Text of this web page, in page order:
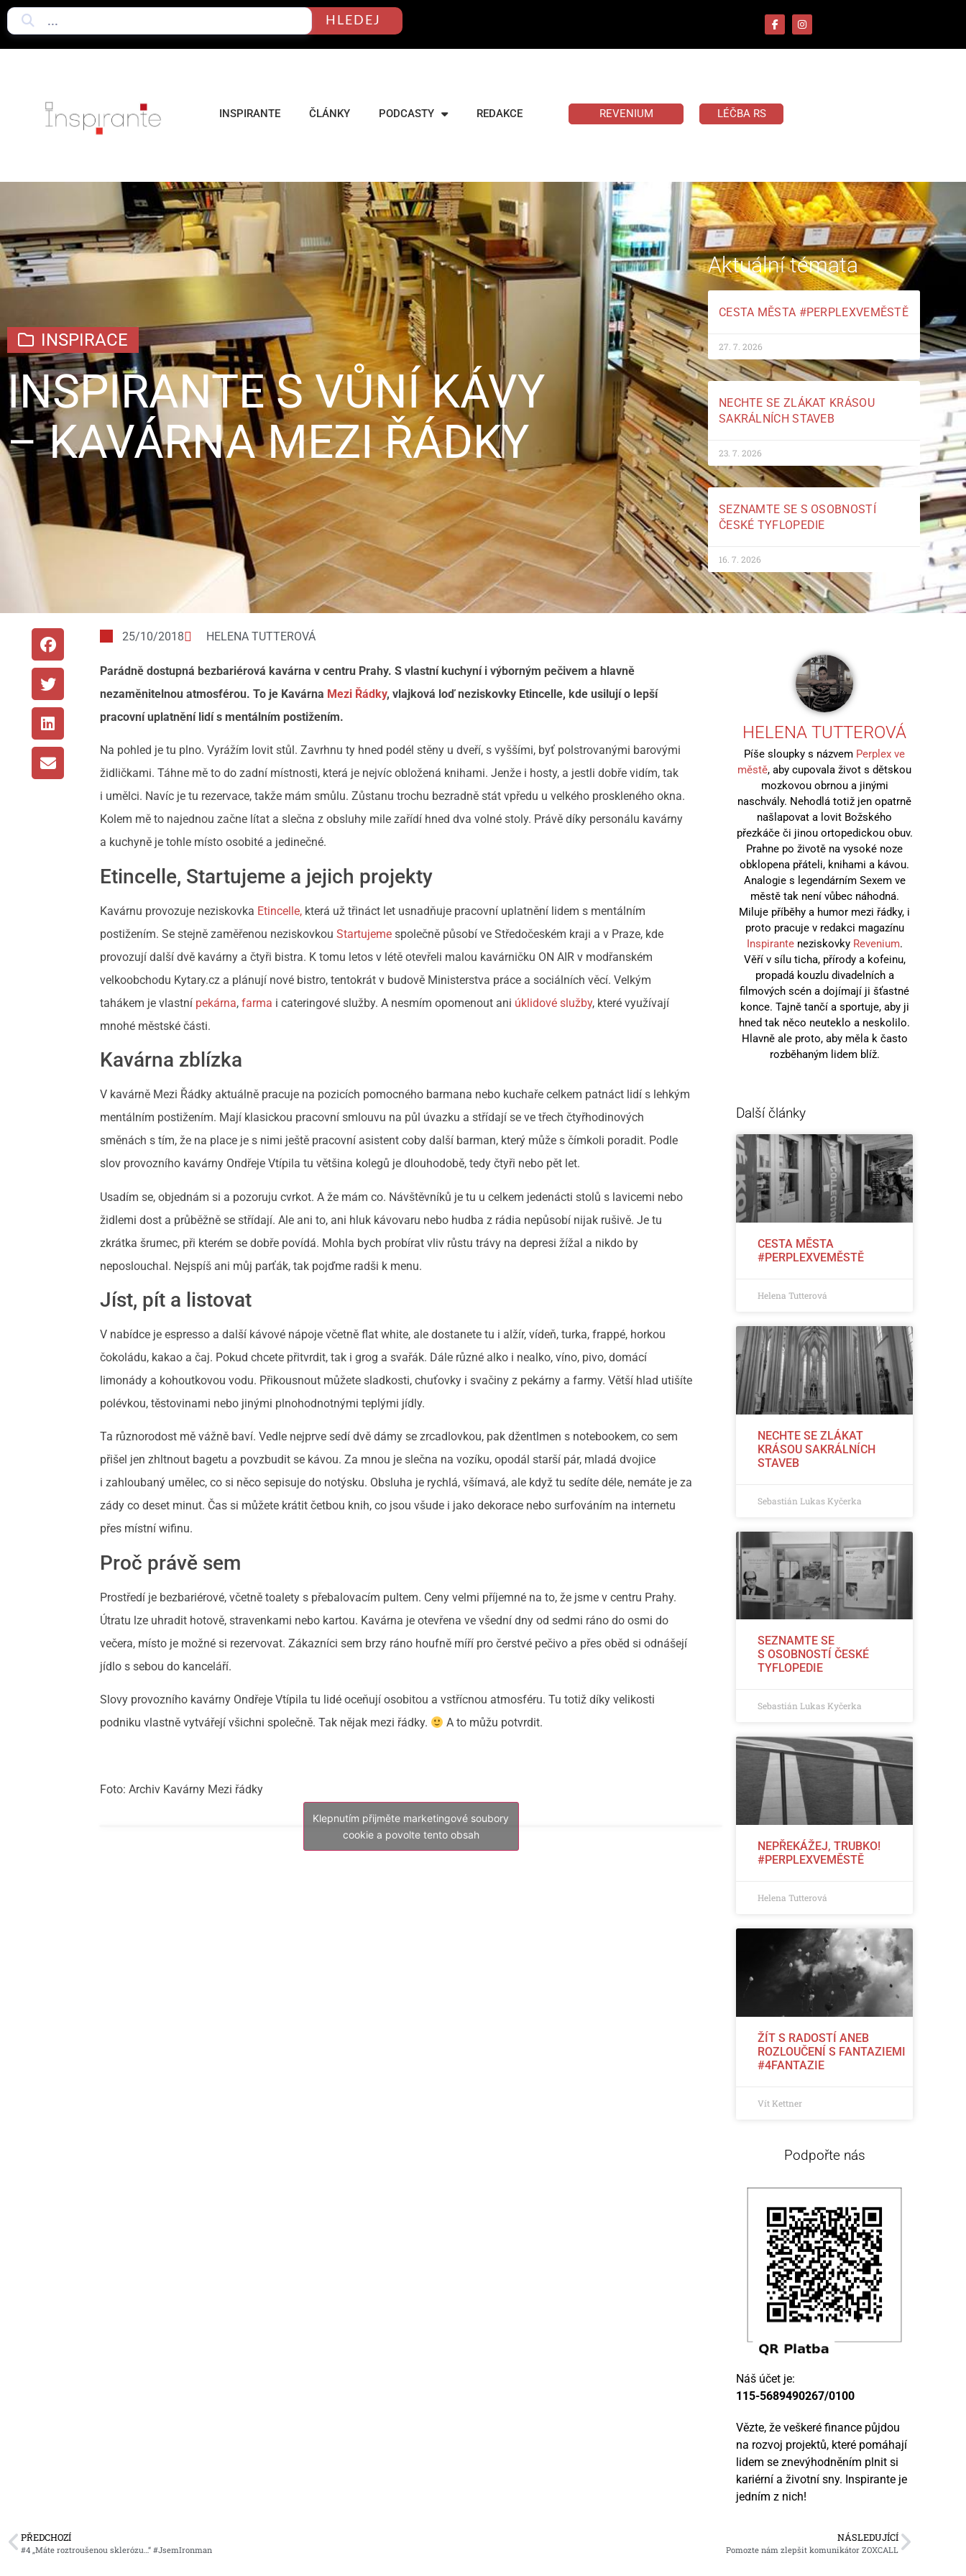
HLEDEJ
INSPIRANTE ČLÁNKY PODCASTY REDAKCE REVENIUM LÉČBA RS
INSPIRACE
INSPIRANTE S VŮNÍ KÁVY
– KAVÁRNA MEZI ŘÁDKY
Aktuální témata
CESTA MĚSTA #PERPLEXVEMĚSTĚ
27. 7. 2026
NECHTE SE ZLÁKAT KRÁSOU
SAKRÁLNÍCH STAVEB
23. 7. 2026
SEZNAMTE SE S OSOBNOSTÍ
ČESKÉ TYFLOPEDIE
16. 7. 2026
25/10/2018 HELENA TUTTEROVÁ
Parádně dostupná bezbariérová kavárna v centru Prahy. S vlastní kuchyní i výborným pečivem a hlavně
nezaměnitelnou atmosférou. To je Kavárna Mezi Řádky, vlajková loď neziskovky Etincelle, kde usilují o lepší
pracovní uplatnění lidí s mentálním postižením.
Na pohled je tu plno. Vyrážím lovit stůl. Zavrhnu ty hned podél stěny u dveří, s vyššími, byť polstrovanými barovými
židličkami. Táhne mě to do zadní místnosti, která je nejvíc obložená knihami. Jenže i hosty, a jestli dobře vidím, tak
i umělci. Navíc je tu rezervace, takže mám smůlu. Zůstanu trochu bezradně stát vpředu u velkého proskleného okna.
Kolem mě to najednou začne lítat a slečna z obsluhy mile zařídí hned dva volné stoly. Právě díky personálu kavárny
a kuchyně je tohle místo osobité a jedinečné.
Etincelle, Startujeme a jejich projekty
Kavárnu provozuje neziskovka Etincelle, která už třináct let usnadňuje pracovní uplatnění lidem s mentálním
postižením. Se stejně zaměřenou neziskovkouStartujeme společně působí ve Středočeském kraji a v Praze, kde
provozují další dvě kavárny a čtyři bistra. K tomu letos v létě otevřeli malou kavárničku ON AIR v modřanském
velkoobchodu Kytary.cz a plánují nové bistro, tentokrát v budově Ministerstva práce a sociálních věcí. Velkým
tahákem je vlastní pekárna,farma i cateringové služby. A nesmím opomenout ani úklidové služby, které využívají
mnohé městské části.
Kavárna zblízka
V kavárně Mezi Řádky aktuálně pracuje na pozicích pomocného barmana nebo kuchaře celkem patnáct lidí s lehkým
mentálním postižením. Mají klasickou pracovní smlouvu na půl úvazku a střídají se ve třech čtyřhodinových
směnách s tím, že na place je s nimi ještě pracovní asistent coby další barman, který může s čímkoli poradit. Podle
slov provozního kavárny Ondřeje Vtípila tu většina kolegů je dlouhodobě, tedy čtyři nebo pět let.
Usadím se, objednám si a pozoruju cvrkot. A že mám co. Návštěvníků je tu u celkem jedenácti stolů s lavicemi nebo
židlemi dost a průběžně se střídají. Ale ani to, ani hluk kávovaru nebo hudba z rádia nepůsobí nijak rušivě. Je tu
zkrátka šrumec, při kterém se dobře povídá. Mohla bych probírat vliv růstu trávy na depresi žížal a nikdo by
neposlouchal. Nejspíš ani můj parťák, tak pojďme radši k menu.
Jíst, pít a listovat
V nabídce je espresso a další kávové nápoje včetně flat white, ale dostanete tu i alžír, vídeň, turka, frappé, horkou
čokoládu, kakao a čaj. Pokud chcete přitvrdit, tak i grog a svařák. Dále různé alko i nealko, víno, pivo, domácí
limonády a kohoutkovou vodu. Přikousnout můžete sladkosti, chuťovky i svačiny z pekárny a farmy. Větší hlad utišíte
polévkou, těstovinami nebo jinými plnohodnotnými teplými jídly.
Ta různorodost mě vážně baví. Vedle nejprve sedí dvě dámy se zrcadlovkou, pak džentlmen s notebookem, co sem
přišel jen zhltnout bagetu a povzbudit se kávou. Za mnou je slečna na vozíku, opodál starší pár, mladá dvojice
i zahloubaný umělec, co si něco sepisuje do notýsku. Obsluha je rychlá, všímavá, ale když tu sedíte déle, nemáte je za
zády co deset minut. Čas si můžete krátit četbou knih, co jsou všude i jako dekorace nebo surfováním na internetu
přes místní wifinu.
Proč právě sem
Prostředí je bezbariérové, včetně toalety s přebalovacím pultem. Ceny velmi příjemné na to, že jsme v centru Prahy.
Útratu lze uhradit hotově, stravenkami nebo kartou. Kavárna je otevřena ve všední dny od sedmi ráno do osmi do
večera, místo je možné si rezervovat. Zákazníci sem brzy ráno houfně míří pro čerstvé pečivo a přes oběd si odnášejí
jídlo s sebou do kanceláří.
Slovy provozního kavárny Ondřeje Vtípila tu lidé oceňují osobitou a vstřícnou atmosféru. Tu totiž díky velikosti
podniku vlastně vytvářejí všichni společně. Tak nějak mezi řádky.
A to můžu potvrdit.
Foto: Archiv Kavárny Mezi řádky
Klepnutím přijměte marketingové soubory
cookie a povolte tento obsah
HELENA TUTTEROVÁ
Píše sloupky s názvem Perplex ve
městě, aby cupovala život s dětskou
mozkovou obrnou a jinými
naschvály. Nehodlá totiž jen opatrně
našlapovat a lovit Božského
přezkáče či jinou ortopedickou obuv.
Prahne po životě na vysoké noze
obklopena přáteli, knihami a kávou.
Analogie s legendárním Sexem ve
městě tak není vůbec náhodná.
Miluje příběhy a humor mezi řádky, i
proto pracuje v redakci magazínu
Inspiranteneziskovky Revenium.
Věří v sílu ticha, přírody a kofeinu,
propadá kouzlu divadelních a
filmových scén a dojímají ji šťastné
konce. Tajně tančí a sportuje, aby ji
hned tak něco neuteklo a neskolilo.
Hlavně ale proto, aby měla k často
rozběhaným lidem blíž.
Další články
CESTA MĚSTA
#PERPLEXVEMĚSTĚ
Helena Tutterová
NECHTE SE ZLÁKAT
KRÁSOU SAKRÁLNÍCH
STAVEB
Sebastián Lukas Kyčerka
SEZNAMTE SE
S OSOBNOSTÍ ČESKÉ
TYFLOPEDIE
Sebastián Lukas Kyčerka
NEPŘEKÁŽEJ, TRUBKO!
#PERPLEXVEMĚSTĚ
Helena Tutterová
ŽÍT S RADOSTÍ ANEB
ROZLOUČENÍ S FANTAZIEMI
#4FANTAZIE
Vít Kettner
Podpořte nás
Náš účet je:
115-5689490267/0100
Vězte, že veškeré finance půjdou
na rozvoj projektů, které pomáhají
lidem se znevýhodněním plnit si
kariérní a životní sny. Inspirante je
jedním z nich!
PŘEDCHOZÍ
#4 „Máte roztroušenou sklerózu…“ #JsemIronman
NÁSLEDUJÍCÍ
Pomozte nám zlepšit komunikátor ZOXCALL